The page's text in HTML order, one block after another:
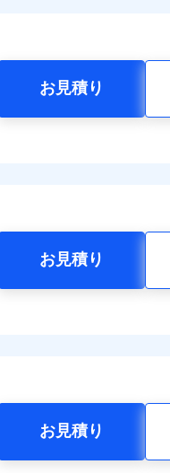
お見積り
お見積り
お見積り